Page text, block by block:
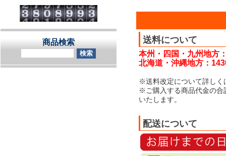
商品検索 送料について
本州・四国・九州地方
北海道・沖縄地方：
※送料改定について詳しく
※ご購入する商品代金の合
いたします。
配送について